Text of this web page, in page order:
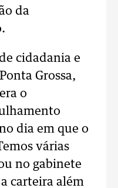
da
cidadania e
Grossa,
o
dia em que o
várias
no gabinete
carteira além